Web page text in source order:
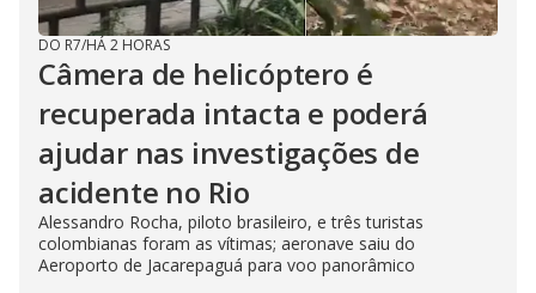
DO R7/HÁ 2 HORAS
Câmera de helicóptero é
recuperada intacta e poderá
ajudar nas investigações de
acidente no Rio
Alessandro Rocha, piloto brasileiro, e três turistas
colombianas foram as vítimas; aeronave saiu do
Aeroporto de Jacarepaguá para voo panorâmico